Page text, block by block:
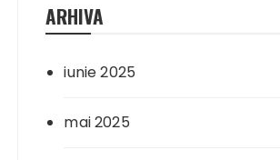
ARHIVA
iunie 2025
mai 2025